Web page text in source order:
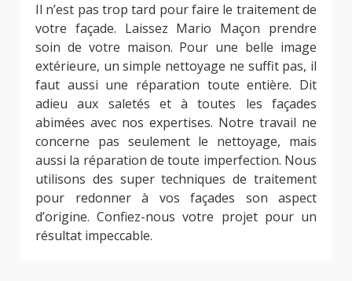
Il n’est pas trop tard pour faire le traitement de
votre façade. Laissez Mario Maçon prendre
soin de votre maison. Pour une belle image
extérieure, un simple nettoyage ne suffit pas, il
faut aussi une réparation toute entière. Dit
adieu aux saletés et à toutes les façades
abimées avec nos expertises. Notre travail ne
concerne pas seulement le nettoyage, mais
aussi la réparation de toute imperfection. Nous
utilisons des super techniques de traitement
pour redonner à vos façades son aspect
d’origine. Confiez-nous votre projet pour un
résultat impeccable.